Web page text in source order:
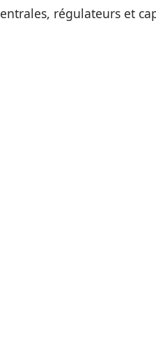
régulateurs et